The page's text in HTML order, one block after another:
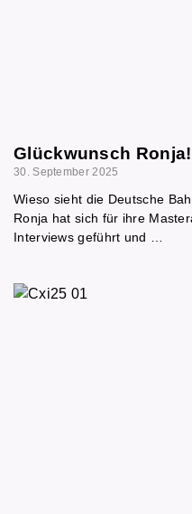
Glückwunsch Ronja!
30. September 2025
Wieso sieht die Deutsche
Ronja hat sich für ihre
Interviews geführt und …